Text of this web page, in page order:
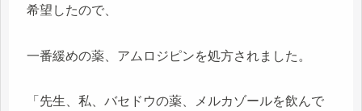
希望したので、
一番緩めの薬、アムロジピンを処方されました。
「先生、私、バセドウの薬、メルカゾールを飲んで